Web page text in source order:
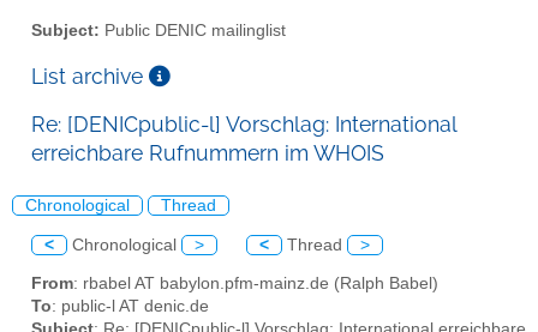
Subject: Public DENIC mailinglist
List archive
Re: [DENICpublic-l] Vorschlag: International
erreichbare Rufnummern im WHOIS
Chronological Thread
< Chronological > < Thread >
From: rbabel AT babylon.pfm-mainz.de (Ralph Babel)
To: public-l AT denic.de